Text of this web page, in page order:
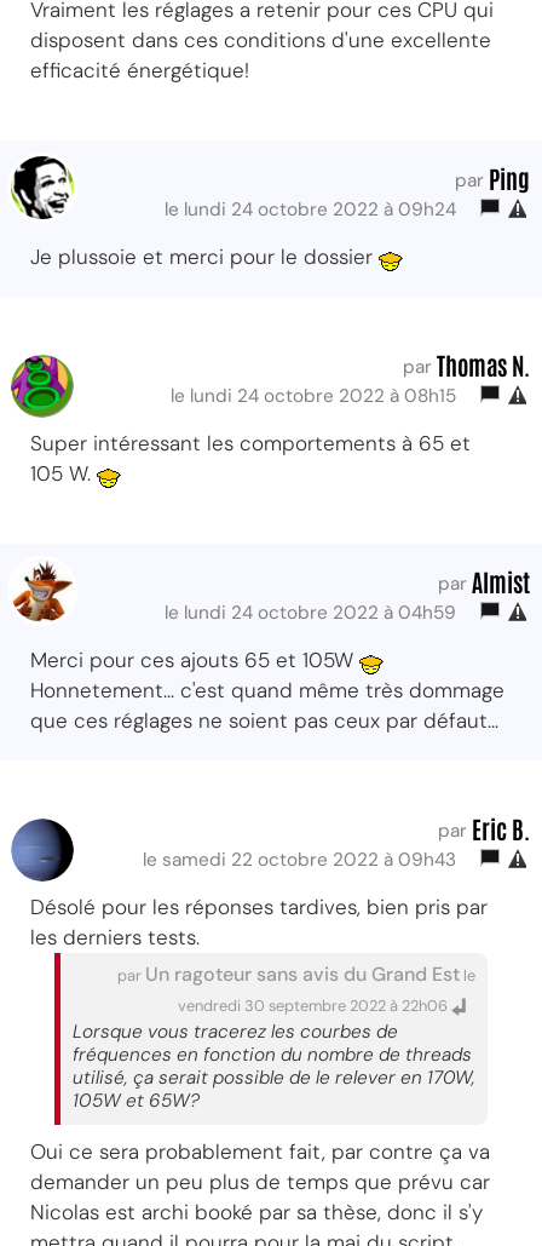
Vraiment les réglages a retenir pour ces CPU qui
disposent dans ces conditions d'une excellente
efficacité énergétique!
par Ping
le lundi 24 octobre 2022 à 09h24
Je plussoie et merci pour le dossier
par Thomas N.
le lundi 24 octobre 2022 à 08h15
Super intéressant les comportements à 65 et
105 W.
par Almist
le lundi 24 octobre 2022 à 04h59
Merci pour ces ajouts 65 et 105W
Honnetement... c'est quand même très dommage
que ces réglages ne soient pas ceux par défaut...
par Eric B.
le samedi 22 octobre 2022 à 09h43
Désolé pour les réponses tardives, bien pris par
les derniers tests.
par Un ragoteur sans avis du Grand Est le
vendredi 30 septembre 2022 à 22h06
Lorsque vous tracerez les courbes de
fréquences en fonction du nombre de threads
utilisé, ça serait possible de le relever en 170W,
105W et 65W?
Oui ce sera probablement fait, par contre ça va
demander un peu plus de temps que prévu car
Nicolas est archi booké par sa thèse, donc il s'y